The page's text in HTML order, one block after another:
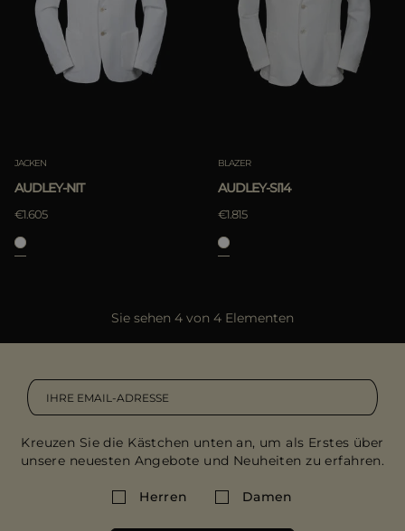
JACKEN
AUDLEY-NIT
€1.605
BLAZER
AUDLEY-SI14
€1.815
Sie sehen 4 von 4 Elementen
Kreuzen Sie die Kästchen unten an, um als Erstes über
unsere neuesten Angebote und Neuheiten zu erfahren.
Herren Damen